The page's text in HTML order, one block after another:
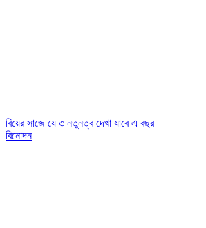
বিয়ের সাজে যে ৩ নতুনত্ব দেখা যাবে এ বছর
বিনোদন